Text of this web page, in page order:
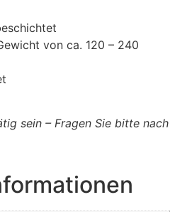
von ca. 120 – 240
sein – Fragen Sie bitte nach